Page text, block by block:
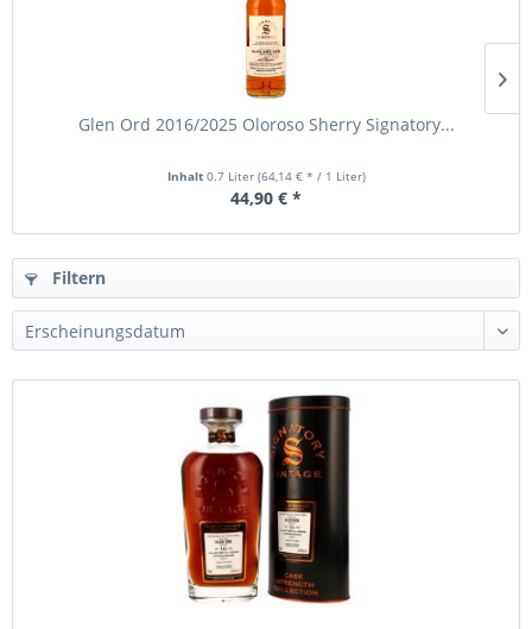
Glen Ord 2016/2025 Oloroso Sherry Signatory...
Inhalt 0.7 Liter (64,14 € * / 1 Liter)
44,90 € *
Filtern